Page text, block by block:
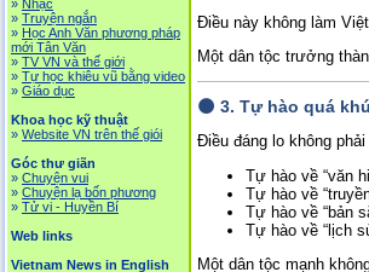
» Nhạc
» Truyện ngắn
» Học Anh Văn phương pháp
mới Tân Văn
» TV VN và thế giới
» Tự học khiêu vũ bằng video
» Giáo dục
Khoa học kỹ thuật
» Website VN trên thế giói
Góc thư giãn
» Chuyện vui
» Chuyện lạ bốn phương
» Tử vi - Huyền Bí
Web links
Vietnam News in English
Điều này không làm
Một dân tộc trưởng
🌑 3. Tự hào quá
Điều đáng lo không
Tự hào về “văn
Tự hào về
Tự hào về “bản
Tự hào về “lịch
Một dân tộc mạnh